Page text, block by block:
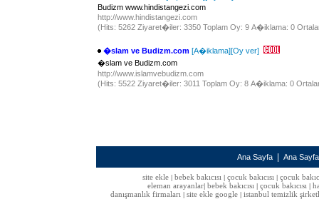
Budizm www.hindistangezi.com
http://www.hindistangezi.com
(Hits: 5262 Ziyaret�iler: 3350 Toplam Oy: 9 A�iklama: 0
�slam ve Budizm.com [A�iklama][Oy ver]
�slam ve Budizm.com
http://www.islamvebudizm.com
(Hits: 5522 Ziyaret�iler: 3011 Toplam Oy: 8 A�iklama: 0
Ana Sayfa Ana
site ekle| bebek bakıcısı| çocuk bakıcısı| çocuk
eleman arayanlar bebek bakıcısı çocuk bakıcısı
danışmanlık firmaları
site ekle google istanbul temizlik